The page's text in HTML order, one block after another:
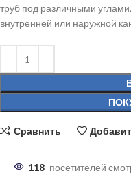
труб под различными
внутренней или наружной
Сравнить
118 посетителей